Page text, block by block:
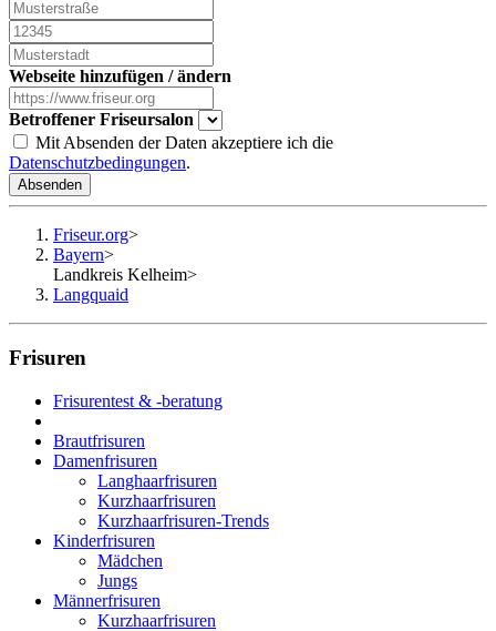
Webseite hinzufügen / ändern
Betroffener Friseursalon
Mit Absenden der Daten akzeptiere ich die
Datenschutzbedingungen.
Absenden
Friseur.org>
Bayern>
Landkreis Kelheim>
Langquaid
Frisuren
Frisurentest & -beratung
Brautfrisuren
Damenfrisuren
Langhaarfrisuren
Kurzhaarfrisuren
Kurzhaarfrisuren-Trends
Kinderfrisuren
Mädchen
Jungs
Männerfrisuren
Kurzhaarfrisuren